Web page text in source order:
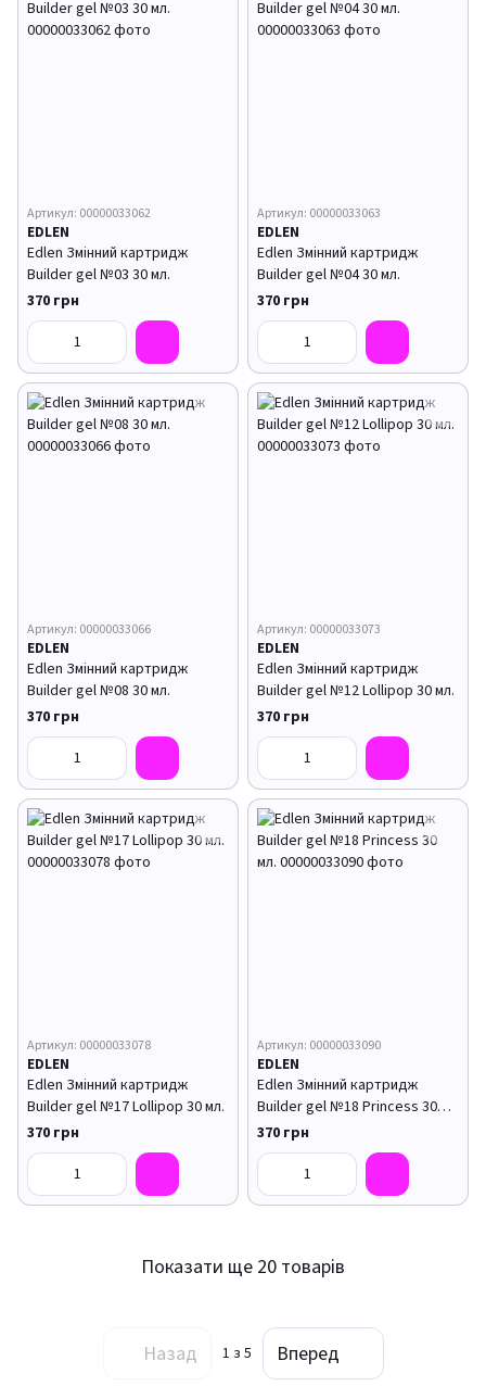
Артикул: 00000033062
EDLEN
Edlen Змінний картридж
Builder gel №03 30 мл.
370 грн
Артикул: 00000033063
EDLEN
Edlen Змінний картридж
Builder gel №04 30 мл.
370 грн
Артикул: 00000033066
EDLEN
Edlen Змінний картридж
Builder gel №08 30 мл.
370 грн
Артикул: 00000033073
EDLEN
Edlen Змінний картридж
Builder gel №12 Lollipop 30 мл.
370 грн
Артикул: 00000033078
EDLEN
Edlen Змінний картридж
Builder gel №17 Lollipop 30 мл.
370 грн
Артикул: 00000033090
EDLEN
Edlen Змінний картридж
Builder gel №18 Princess 30
мл.
370 грн
Показати ще 20 товарів
Назад 1 з 5 Вперед